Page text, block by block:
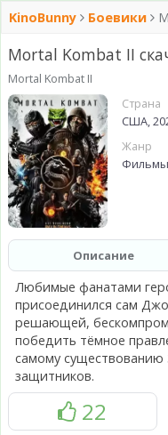
KinoBunny Боевики
Mortal Kombat II
Mortal Kombat II
Страна
США,
Жанр
Фильмы
Описание
Любимые фанатами
присоединился сам
решающей,
победить тёмное
самому существованию
защитников.
22